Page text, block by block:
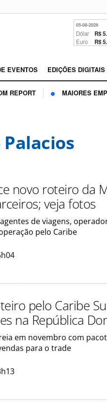
05-08-2026
Dólar R$
Euro R$
EVENTOS EDIÇÕES DIGITAIS
REPORT MAIORES
novo roteiro da
veja fotos
de viagens,
pelo Caribe
pelo Caribe
na República
em novembro com
para o trade